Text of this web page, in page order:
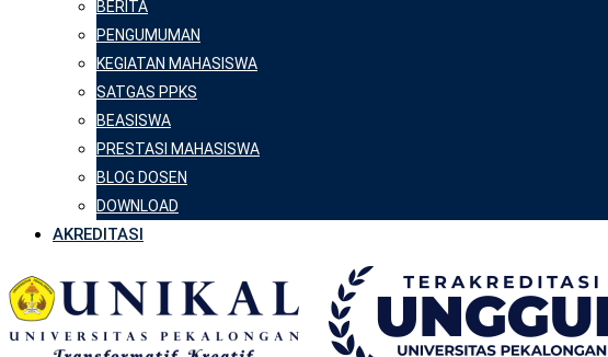
BERITA
PENGUMUMAN
KEGIATAN MAHASISWA
SATGAS PPKS
BEASISWA
PRESTASI MAHASISWA
BLOG DOSEN
DOWNLOAD
AKREDITASI